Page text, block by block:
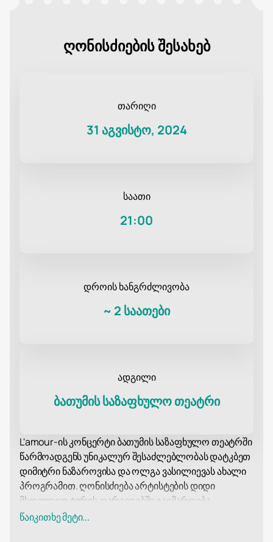
ღონისძიების შესახებ
თარიღი
31 აგვისტო, 2024
საათი
21:00
დროის ხანგრძლივობა
~ 2 საათები
ადგილი
ბათუმის საზაფხულო თეატრი
L'amour-ის კონცერტი ბათუმის საზაფხულო თეატრში
წარმოადგენს უნიკალურ შესაძლებლობას დატკბეთ
დიმიტრი ნაზაროვისა და ოლგა ვასილიევას ახალი
პროგრამით. ღონისძიება არტისტების დიდი
მსოფლიო ტურის ფარგლებში გაიმართება.
პროგრამა მოიცავს ნაზაროვის ლექსებს და იგავ-
წაიკითხე მეტი...